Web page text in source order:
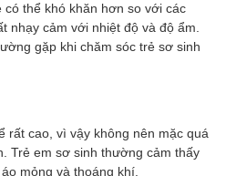
thể khó khăn hơn so với các
nhạy cảm với nhiệt độ và độ ẩm.
gặp khi chăm sóc trẻ sơ sinh
rất cao, vì vậy không nên mặc quá
Trẻ em sơ sinh thường cảm thấy
mỏng và thoáng khí.